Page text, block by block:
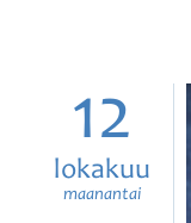
12
lokakuu
maanantai